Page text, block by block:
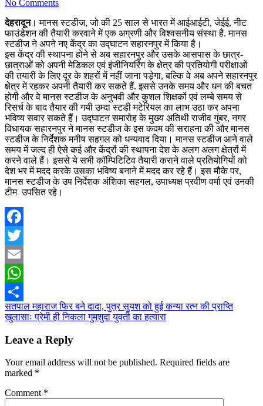
No Comments
देहरादून। मानस स्टडीज, जो की 25 साल से भारत में आईआईटी, जेईई, नीट
फाउंडेशन की तैयारी करवाने में एक अग्रणी और विश्वसनीय संस्था है. मानस
स्टडीज ने अपने नए केंद्र का उद्घाटन सहारनपुर में किया है।
इस केंद्र की स्थापना होने से अब सहारनपुर और उसके आसपास के छात्र-
छात्राओं को अपनी मेडिकल एवं इंजीनियरिंग के क्षेत्र की प्रतियोगी परीक्षाओं
की तयारी के लिए दूर के शहरों में नहीं जाना पड़ेगा, बल्कि वे अब अपने सहारनपुर
क्षेत्र में रहकर अपनी तैयारी कर सकते हैं. इससे उनके समय और धन की बचत
होगी और वे मानस स्टडीज के अनुभवी और कुशल शिक्षकों एवं लम्बे समय से
रिसर्च के बाद तैयार की गयी उम्दा स्टडी मटेरियल का लाभ उठा कर अपना
भविष्य सवार सकते हैं। उद्घाटन समारोह के मुख्य अतिथी राजीव गुंबर, नगर
विधायक सहारनपुर ने मानस स्टडीज के इस कदम की सराहना की और मानस
स्टडीज के निर्देशक मनीष सहगल को धन्यवाद दिया। मानस स्टडीज आने वाले
समय में जल्द ही ऐसे कई और केंद्रों की स्थापना देश के अलग अलग क्षेत्रों में
करने वाले हैं। इससे ये सभी कॉम्पिटिटिव तैयारी कराने वाले प्रतियोगियों को
देश भर में मदद करके उसका भविष्य बनाने में मदद कर रहे हैं। इस मौके पर,
मानस स्टडीज के उप निर्देशक अंशिका सहगल, उपाध्यक्ष प्रवीण वर्मा एवं उनकी
टीम उपसित रहे।
Facebook
Twitter
Email
WhatsApp
Share
Post
navigation
सतपाल महाराज फिर बने दादा, पुत्र सुयश को हुई कन्या रत्न की प्राप्ति
खुलासाः प्रेमी ही निकला गुमशुदा युवती का हत्यारा
Leave a Reply
Your email address will not be published. Required fields are
marked *
Comment *